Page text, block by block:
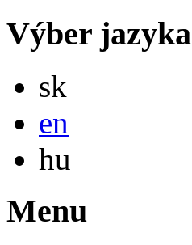
Výber jazyka
sk
en
hu
Menu